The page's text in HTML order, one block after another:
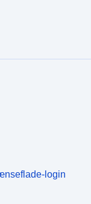
login